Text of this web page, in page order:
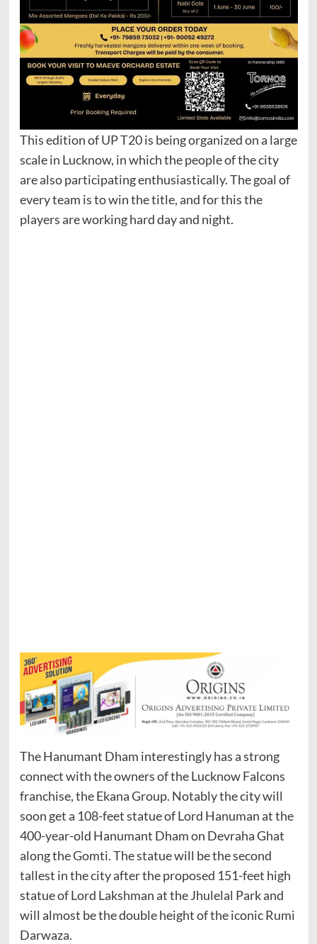
This edition of UP T20 is being organized on a large
scale in Lucknow, in which the people of the city
are also participating enthusiastically. The goal of
every team is to win the title, and for this the
players are working hard day and night.
The Hanumant Dham interestingly has a strong
connect with the owners of the Lucknow Falcons
franchise, the Ekana Group. Notably the city will
soon get a 108-feet statue of Lord Hanuman at the
400-year-old Hanumant Dham on Devraha Ghat
along the Gomti. The statue will be the second
tallest in the city after the proposed 151-feet high
statue of Lord Lakshman at the Jhulelal Park and
will almost be the double height of the iconic Rumi
Darwaza.